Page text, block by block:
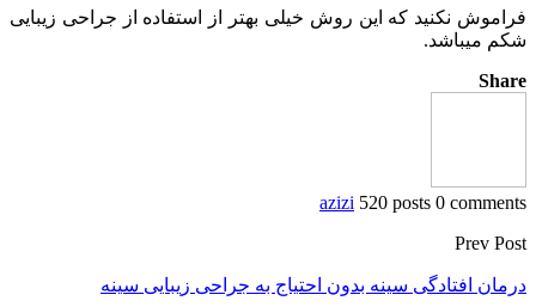
فراموش نکنید که این روش خیلی بهتر از استفاده از جراحی زیبایی
شکم میباشد.
Share
azizi 520 posts 0 comments
Prev Post
درمان افتادگی سینه بدون احتیاج به جراحی زیبایی سینه